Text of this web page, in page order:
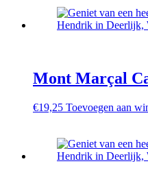
Mont Marçal
€19,25 Toevoegen aan